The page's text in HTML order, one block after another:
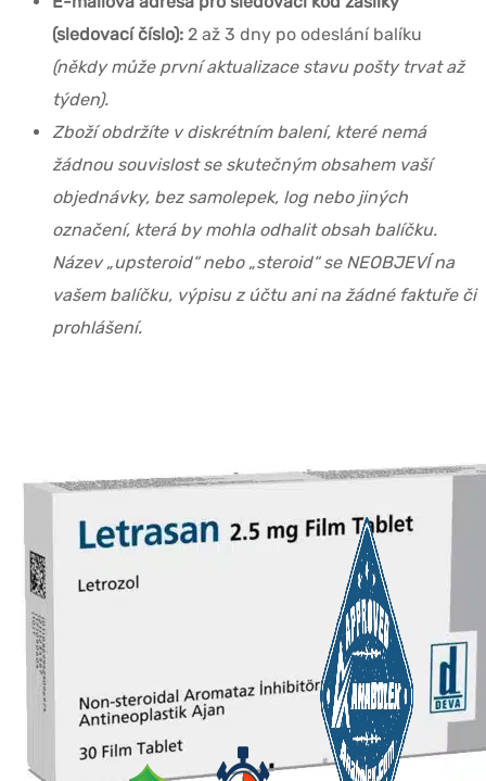
(sledovací číslo): 2 až 3 dny po odeslání balíku
(někdy může první aktualizace stavu pošty trvat až
týden).
Zboží obdržíte v diskrétním balení, které nemá
žádnou souvislost se skutečným obsahem vaší
objednávky, bez samolepek, log nebo jiných
označení, která by mohla odhalit obsah balíčku.
Název „upsteroid“ nebo „steroid“ se NEOBJEVÍ na
vašem balíčku, výpisu z účtu ani na žádné faktuře či
prohlášení.